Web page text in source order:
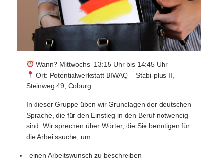
Wann? Mittwochs, 13:15 Uhr bis 14:45 Uhr
Ort: Potentialwerkstatt BIWAQ – Stabi-plus II,
Steinweg 49, Coburg
In dieser Gruppe üben wir Grundlagen der deutschen
Sprache, die für den Einstieg in den Beruf notwendig
sind. Wir sprechen über Wörter, die Sie benötigen für
die Arbeitssuche, um:
einen Arbeitswunsch zu beschreiben